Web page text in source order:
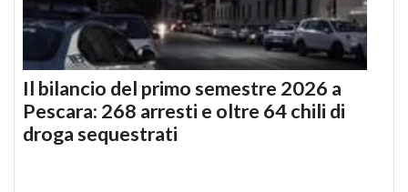
Il bilancio del primo semestre 2026 a
Pescara: 268 arresti e oltre 64 chili di
droga sequestrati